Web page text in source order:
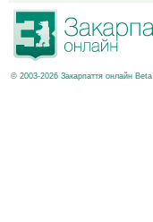
© 2003-2026 Закарпаття онлайн Beta